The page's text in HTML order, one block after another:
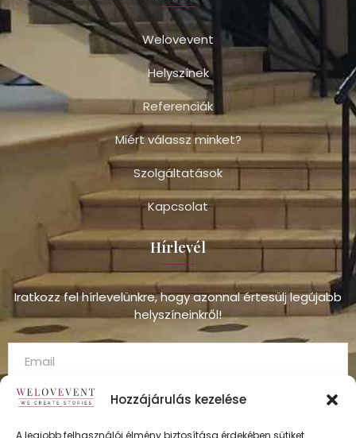
Hozzájárulás kezelése
A legjobb felhasználói élmény biztosítása érdekében sütiket
Welovevent
Helyszínek
Referenciák
Miért válassz minket?
Szolgáltatások
Kapcsolat
Hírlevél
Iratkozz fel hírlevelünkre, hogy azonnal értesülj legújabb
helyszíneinkről!